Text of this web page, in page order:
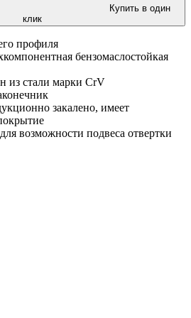
Купить в один
клик
профиля
бензомаслостойкая
из стали марки СrV
закалено, имеет
возможности подвеса отвертки